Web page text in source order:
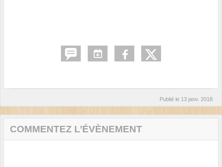
Publié le 13 janv. 2018
COMMENTEZ L’ÉVÈNEMENT